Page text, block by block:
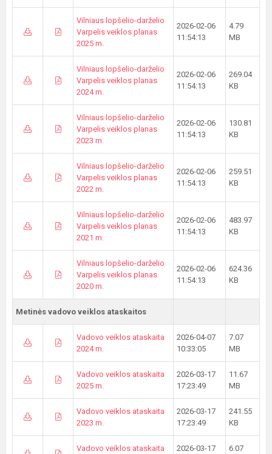
Vilniaus lopšelio-darželio
Varpelis veiklos planas
2025 m.
2026-02-06
11:54:13
4.79
MB
Vilniaus lopšelio-darželio
Varpelis veiklos planas
2024 m.
2026-02-06
11:54:13
269.04
KB
Vilniaus lopšelio-darželio
Varpelis veiklos planas
2023 m.
2026-02-06
11:54:13
130.81
KB
Vilniaus lopšelio-darželio
Varpelis veiklos planas
2022 m.
2026-02-06
11:54:13
259.51
KB
Vilniaus lopšelio-darželio
Varpelis veiklos planas
2021 m.
2026-02-06
11:54:13
483.97
KB
Vilniaus lopšelio-darželio
Varpelis veiklos planas
2020 m.
2026-02-06
11:54:13
624.36
KB
Metinės vadovo veiklos ataskaitos
Vadovo veiklos ataskaita
2024 m.
2026-04-07
10:33:05
7.07
MB
Vadovo veiklos ataskaita
2025 m.
2026-03-17
17:23:49
11.67
MB
Vadovo veiklos ataskaita
2023 m.
2026-03-17
17:23:49
241.55
KB
Vadovo veiklos ataskaita
2026-03-17
6.07